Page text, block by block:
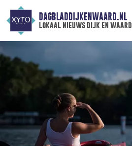
DAGBLADDIJKENWAARD.NL
lokaal nieuws dijk en waard